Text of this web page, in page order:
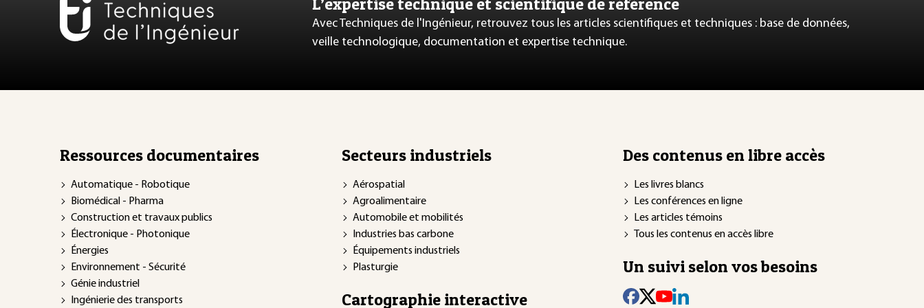
Avec Techniques de l'Ingénieur, retrouvez tous les articles scientifiques et techniques : base de données,
veille technologique, documentation et expertise technique.
Ressources documentaires
Automatique - Robotique
Biomédical - Pharma
Construction et travaux publics
Électronique - Photonique
Énergies
Environnement - Sécurité
Génie industriel
Ingénierie des transports
Secteurs industriels
Aérospatial
Agroalimentaire
Automobile et mobilités
Industries bas carbone
Équipements industriels
Plasturgie
Cartographie interactive
Des contenus en libre accès
Les livres blancs
Les conférences en ligne
Les articles témoins
Tous les contenus en accès libre
Un suivi selon vos besoins